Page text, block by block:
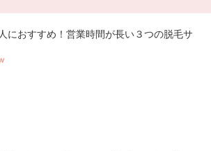
におすすめ！営業時間が長い３つの脱毛サ